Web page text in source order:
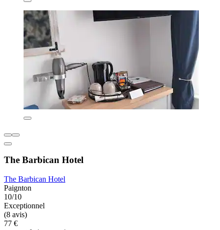
The Barbican Hotel
The Barbican Hotel
Paignton
10/10
Exceptionnel
(8 avis)
77 €